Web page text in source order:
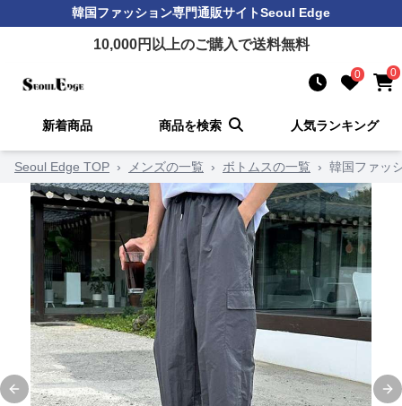
韓国ファッション専門通販サイトSeoul Edge
10,000円以上のご購入で送料無料
0 0
新着商品 商品を検索 人気ランキング
Seoul Edge TOP › メンズの一覧 › ボトムスの一覧 › 韓国ファッ
Previous slide